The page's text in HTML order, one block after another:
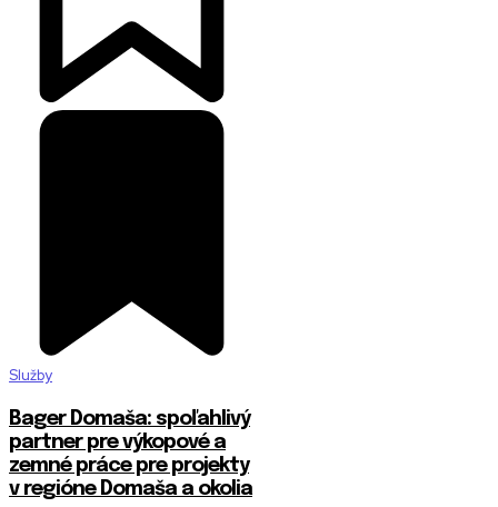
Služby
Bager Domaša: spoľahlivý
partner pre výkopové a
zemné práce pre projekty
v regióne Domaša a okolia